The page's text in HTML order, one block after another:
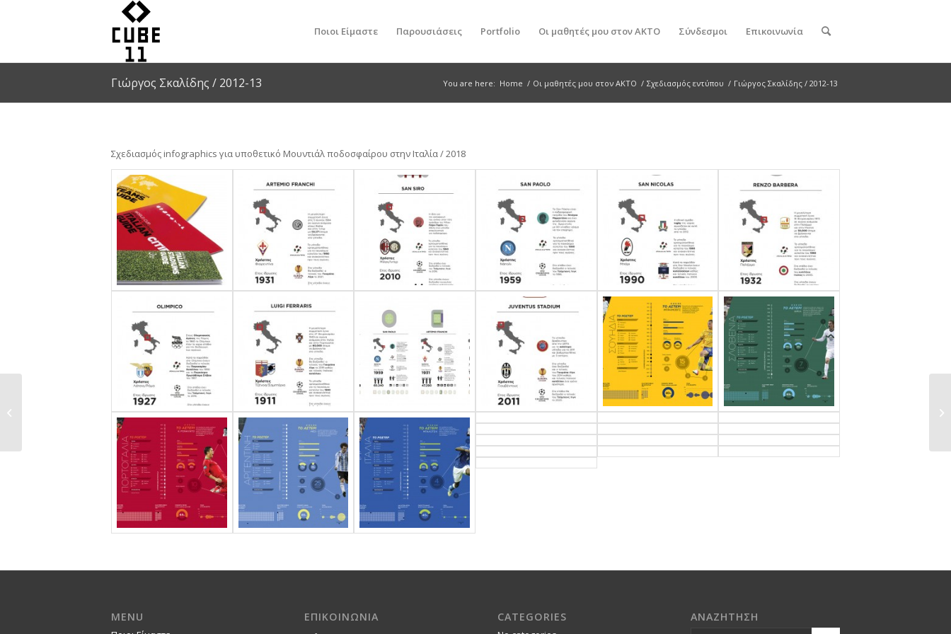
Ποιοι Είμαστε Παρουσιάσεις Portfolio Οι μαθητές μου στον ΑΚΤΟ Σύνδεσμοι Επικοινωνία
Γιώργος Σκαλίδης / 2012-13 You are here: Home / Οι μαθητές μου στον ΑΚΤΟ / Σχεδιασμός εντύπου / Γιώργος Σκαλίδης / 2012-13
Σχεδιασμός infographics για υποθετικό Μουντιάλ ποδοσφαίρου στην Ιταλία / 2018
MENU ΕΠΙΚΟΙΝΩΝΙΑ CATEGORIES ΑΝΑΖΗΤΗΣΗ